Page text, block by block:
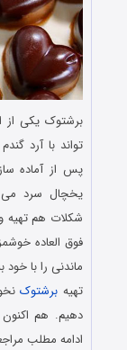
برشتوک یکی
تواند با آرد
پس از آماده
یخچال سرد می‌
شکلات هم تهیه
فوق العاده
ماندنی را با
تهیه برشتوک
دهیم. هم اکنون
ادامه مطلب